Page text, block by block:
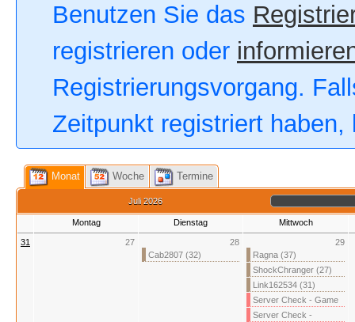
Benutzen Sie das
registrieren oder
Registrierungsvorgang.
Zeitpunkt registriert
Monat Woche Termine
Juli 2026
Montag Dienstag Mittwoch
31 27
28
Cab2807 (32)
29
Ragna (37)
ShockChranger (27)
Link162534 (31)
Server Check - Game
Server Check -